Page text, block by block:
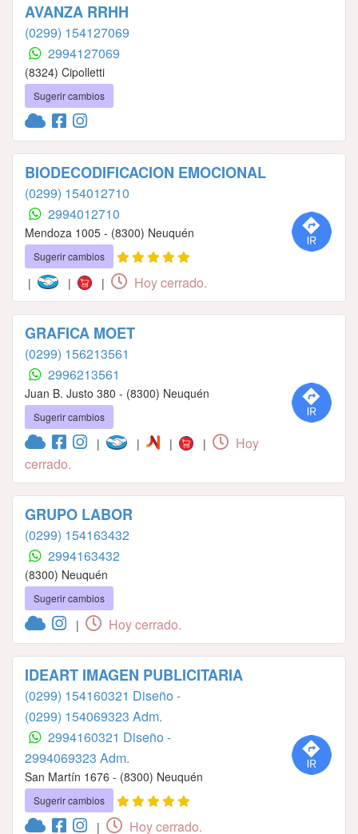
AVANZA RRHH
(0299) 154127069
2994127069
(8324) Cipolletti
Sugerir cambios
BIODECODIFICACION EMOCIONAL
(0299) 154012710
2994012710
Mendoza 1005 - (8300) Neuquén
Sugerir cambios
| | | Hoy cerrado.
GRAFICA MOET
(0299) 156213561
2996213561
Juan B. Justo 380 - (8300) Neuquén
Sugerir cambios
| | | |
Hoy
cerrado.
GRUPO LABOR
(0299) 154163432
2994163432
(8300) Neuquén
Sugerir cambios
| Hoy cerrado.
IDEART IMAGEN PUBLICITARIA
(0299) 154160321 Diseño -
(0299) 154069323 Adm.
2994160321 Diseño -
2994069323 Adm.
San Martín 1676 - (8300) Neuquén
Sugerir cambios
| Hoy cerrado.